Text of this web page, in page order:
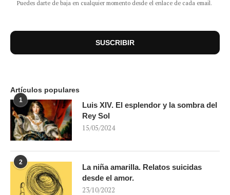
Puedes darte de baja en cualquier momento desde el enlace de cada email.
Artículos populares
1
Luis XIV. El esplendor y la sombra del
Rey Sol
15/05/2024
2
La niña amarilla. Relatos suicidas
desde el amor.
23/10/2022